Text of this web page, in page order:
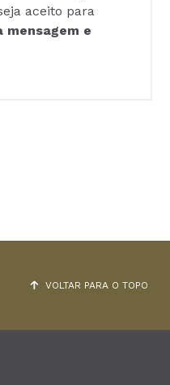
aceito para
mensagem e
VOLTAR PARA O TOPO